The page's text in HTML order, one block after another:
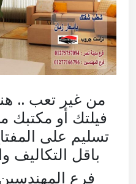
من غير تعب ..
فيلتك أو مكتبك
تسليم على
باقل التكاليف